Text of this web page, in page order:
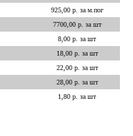
925,00 р. за м.пог
7700,00 р. за шт
8,00 р. за шт
18,00 р. за шт
22,00 р. за шт
28,00 р. за шт
1,80 р. за шт